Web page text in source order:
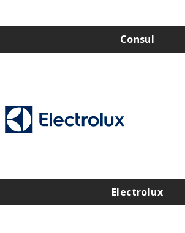
Consul
Assistência Técnica Consul na Zona Oeste
Electrolux